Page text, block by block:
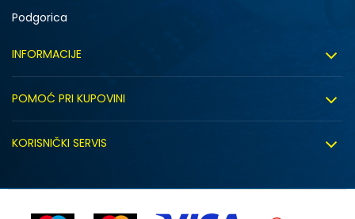
Podgorica
INFORMACIJE
Zapošljavanje
Sindikalna prodaja
POMOĆ PRI KUPOVINI
Kako kupiti
Uputstvo za registraciju
KORISNIČKI SERVIS